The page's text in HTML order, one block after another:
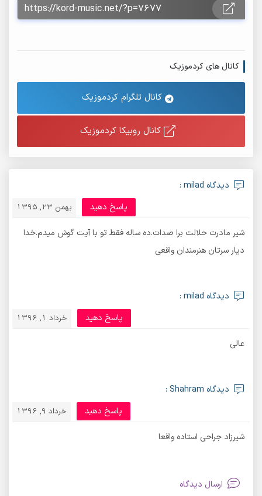
کانال های کردموزیک
کانال تلگرام کردموزیک
کانال روبیکا کردموزیک
دیدگاه milad :
بهمن 23, 1395 پاسخ دهید
شیر مادرت حلالت برا صدات.ده ساله فقط تو با آیت گوش میدم.خدا
دیار سرتان هنرمندان واقعی
دیدگاه milad :
خرداد 1, 1396 پاسخ دهید
عالی
دیدگاه Shahram :
خرداد 9, 1396 پاسخ دهید
شیرزاد جراحی استاده واقعا
ارسال دیدگاه